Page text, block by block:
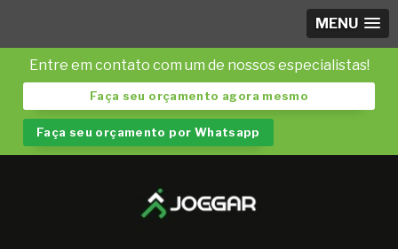
MENU
Entre em contato com um de nossos especialistas!
Faça seu orçamento agora mesmo
Faça seu orçamento por Whatsapp